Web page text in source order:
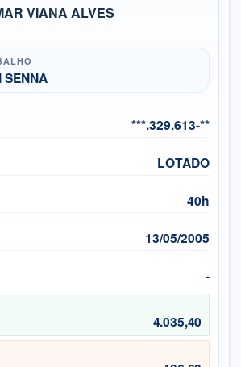
VIANA ALVES
SENNA
***.329.613-**
LOTADO
40h
13/05/2005
-
4.035,40